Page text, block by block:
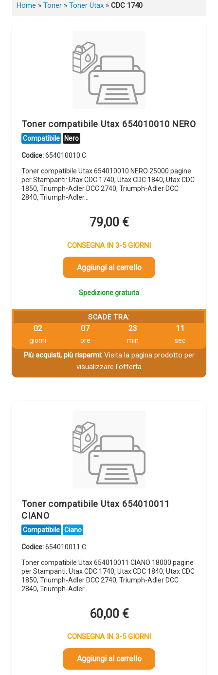
Home » Toner » Toner Utax » CDC 1740
Toner compatibile Utax 654010010 NERO
Compatibile Nero
Codice:654010010.C
Toner compatibile Utax 654010010 NERO 25000 pagine
per Stampanti: Utax CDC 1740, Utax CDC 1840, Utax CDC
1850, Triumph-Adler DCC 2740, Triumph-Adler DCC
2840, Triumph-Adler…
79,00 €
CONSEGNA IN 3-5 GIORNI
Aggiungi al carrello
Spedizione gratuita
SCADE TRA:
02
giorni
07
ore
23
min
11
sec
Più acquisti, più risparmi:Visita la pagina prodotto per
visualizzare l'offerta
Toner compatibile Utax 654010011
CIANO
Compatibile Ciano
Codice:654010011.C
Toner compatibile Utax 654010011 CIANO 18000 pagine
per Stampanti: Utax CDC 1740, Utax CDC 1840, Utax CDC
1850, Triumph-Adler DCC 2740, Triumph-Adler DCC
2840, Triumph-Adler…
60,00 €
CONSEGNA IN 3-5 GIORNI
Aggiungi al carrello